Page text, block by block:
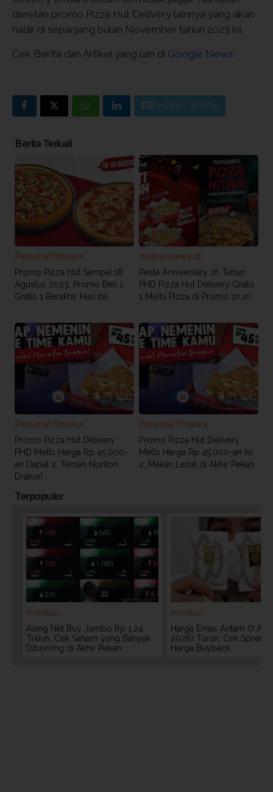
deretan promo Pizza Hut Delivery lainnya yang akan
hadir di sepanjang bulan November tahun 2023 ini.
Cek Berita dan Artikel yang lain di Google News
INDEKS BERITA
Berita Terkait
Personal Finance
Promo Pizza Hut Sampai 18
Agustus 2023, Promo Beli 1
Gratis 1 Berakhir Hari Ini!
momsmoney.id
Pesta Anniversary 16 Tahun
PHD Pizza Hut Delivery Gratis
1 Melts Pizza di Promo 10.10
Personal Finance
Promo Pizza Hut Delivery
PHD Melts Harga Rp 45.000-
an Dapat 2, Teman Nonton
Drakor!
Personal Finance
Promo Pizza Hut Delivery
Melts Harga Rp 45.000-an Isi
2, Makan Lezat di Akhir Pekan
Terpopuler
Investasi
Asing Net Buy Jumbo Rp 1,24
Triliun, Cek Saham yang Banyak
Diborong di Akhir Pekan
Investasi
Harga Emas Antam (7
2026) Turun, Cek Spread
Harga Buyback